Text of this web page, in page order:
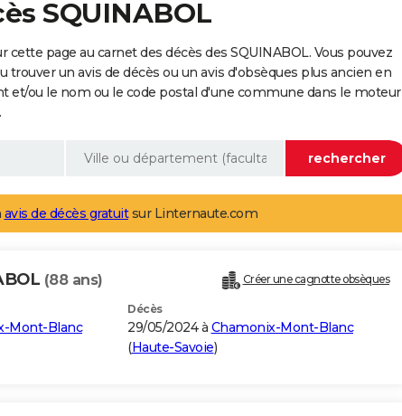
SQUINABOL
page au carnet des décès des SQUINABOL. Vous pouvez
trouver un avis de décès ou un avis d'obsèques plus ancien en
et/ou le nom ou le code postal d'une commune dans le moteur
avis de décès gratuitsur Linternaute.com
(88 ans) Créer une cagnotte obsèques
Mont-Blanc
Décès
29/05/2024 à Chamonix-Mont-Blanc
(Haute-Savoie)